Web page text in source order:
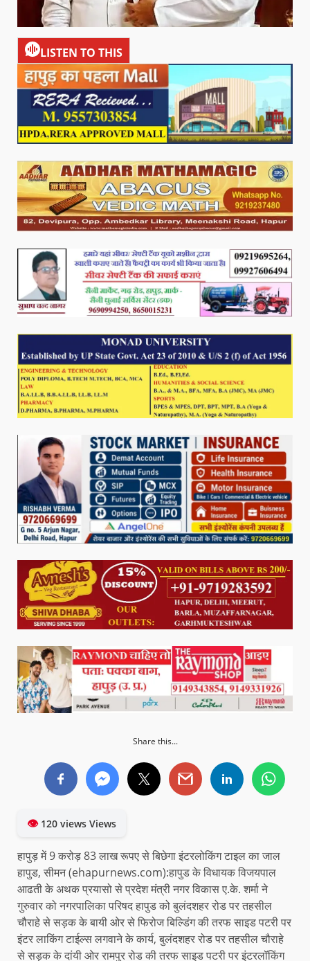
LISTEN TO THIS
Share this...
👁120 views Views
हापुड़ में 9 करोड़ 83 लाख रूपए से बिछेगा इंटरलोकिंग टाइल का जाल
हापुड, सीमन (ehapurnews.com):हापुड के विधायक विजयपाल
आढती के अथक प्रयासो से प्रदेश मंत्री नगर विकास ए.के. शर्मा ने
गुरुवार को नगरपालिका परिषद हापुड को बुलंदशहर रोड पर तहसील
चौराहे से सड़क के बायी ओर से फिरोज बिल्डिंग की तरफ साइड पटरी पर
इंटर लाकिंग टाईल्स लगवाने के कार्य, बुलंदशहर रोड पर तहसील चौराहे
से सड़क के दांयी ओर रामपुर रोड की तरफ साइड पटरी पर इंटरलॉकिंग